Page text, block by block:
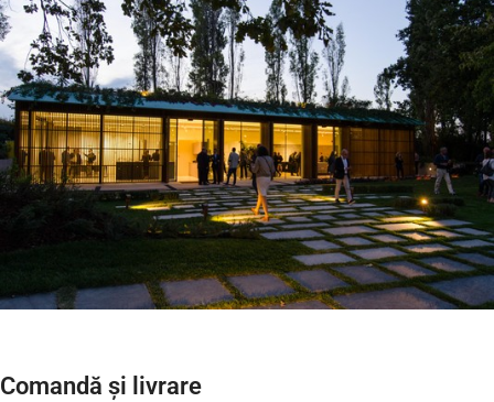
Comandă și livrare